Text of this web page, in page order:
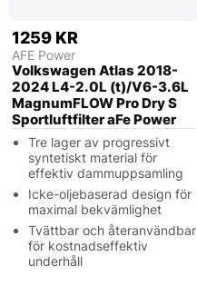
1259 KR
AFE Power
Volkswagen Atlas 2018-
2024 L4-2.0L (t)/V6-3.6L
MagnumFLOW Pro Dry S
Sportluftfilter aFe Power
Tre lager av progressivt
syntetiskt material för
effektiv dammuppsamling
Icke-oljebaserad design för
maximal bekvämlighet
Tvättbar och återanvändbar
för kostnadseffektiv
underhåll